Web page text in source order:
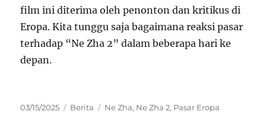
film ini diterima oleh penonton dan kritikus di
Eropa. Kita tunggu saja bagaimana reaksi pasar
terhadap “Ne Zha 2” dalam beberapa hari ke
depan.
Posted
03/15/2025 Categories
Berita Tags
Ne Zha, Ne Zha 2, Pasar Eropa